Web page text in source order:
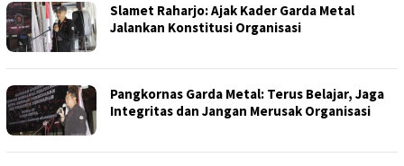
Slamet Raharjo: Ajak Kader Garda Metal
Jalankan Konstitusi Organisasi
Pangkornas Garda Metal: Terus Belajar, Jaga
Integritas dan Jangan Merusak Organisasi